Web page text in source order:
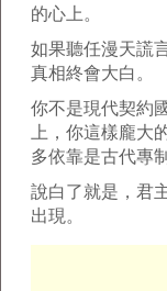
的心上。
如果聽任漫天謊
真相終會大白。
你不是現代契約
上，你這樣龐大
多依靠是古代專
說白了就是，君
出現。